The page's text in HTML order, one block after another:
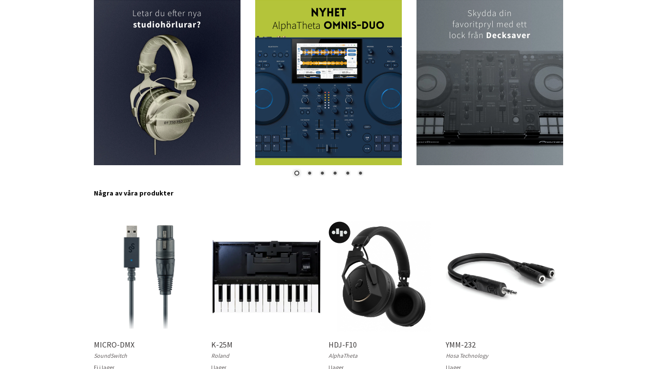
Några av våra produkter
MICRO-DMX
SoundSwitch
Ej i lager
K-25M
Roland
I lager
HDJ-F10
AlphaTheta
I lager
YMM-232
Hosa Technology
I lager